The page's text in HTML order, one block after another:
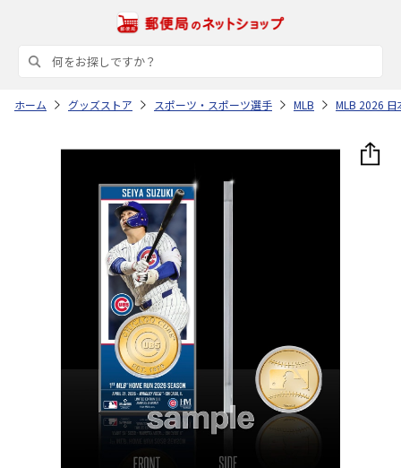
ホーム グッズストア スポーツ・スポーツ選手 MLB MLB 2026